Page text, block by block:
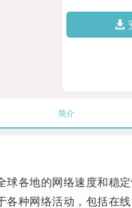
简介
地的网络速度和稳定
网络活动，包括在线